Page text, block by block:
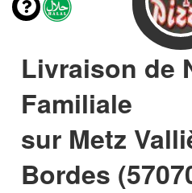
Livraison de
Familiale
sur Metz
Bordes